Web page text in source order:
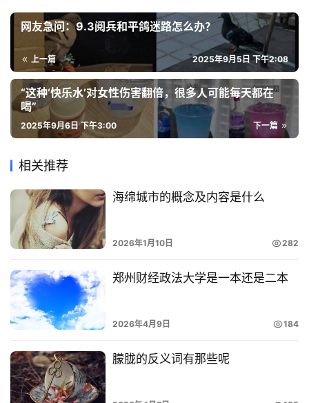
网友急问：9.3阅兵和平鸽迷路怎么办？
上一篇 2025年9月5日 下午2:08
“这种‘快乐水’对女性伤害翻倍，很多人可能每天都在
喝”
下一篇
2025年9月6日 下午3:00
相关推荐
海绵城市的概念及内容是什么
2026年1月10日 282
郑州财经政法大学是一本还是二本
2026年4月9日 184
朦胧的反义词有那些呢